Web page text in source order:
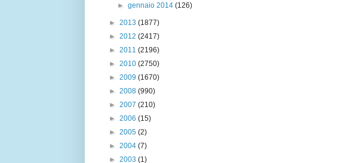
►gennaio 2014(126)
► 2013 (1877)
► 2012 (2417)
► 2011 (2196)
► 2010 (2750)
► 2009 (1670)
► 2008 (990)
► 2007 (210)
► 2006 (15)
► 2005 (2)
► 2004 (7)
► 2003 (1)